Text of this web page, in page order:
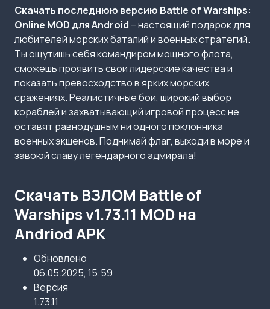
Скачать последнюю версию Battle of Warships:
Online MOD для Android – настоящий подарок для
любителей морских баталий и военных стратегий.
Ты ощутишь себя командиром мощного флота,
сможешь проявить свои лидерские качества и
показать превосходство в ярких морских
сражениях. Реалистичные бои, широкий выбор
кораблей и захватывающий игровой процесс не
оставят равнодушным ни одного поклонника
военных экшенов. Поднимай флаг, выходи в море и
завоюй славу легендарного адмирала!
Скачать ВЗЛОМ Battle of
Warships v1.73.11 MOD на
Andriod APK
Обновлено
06.05.2025, 15:59
Версия
1.73.11